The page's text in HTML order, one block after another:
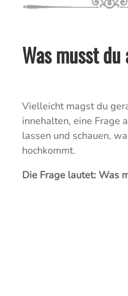
Was musst
Vielleicht magst du
innehalten, eine Frage
lassen und schauen,
hochkommt.
Die Frage lautet: Was